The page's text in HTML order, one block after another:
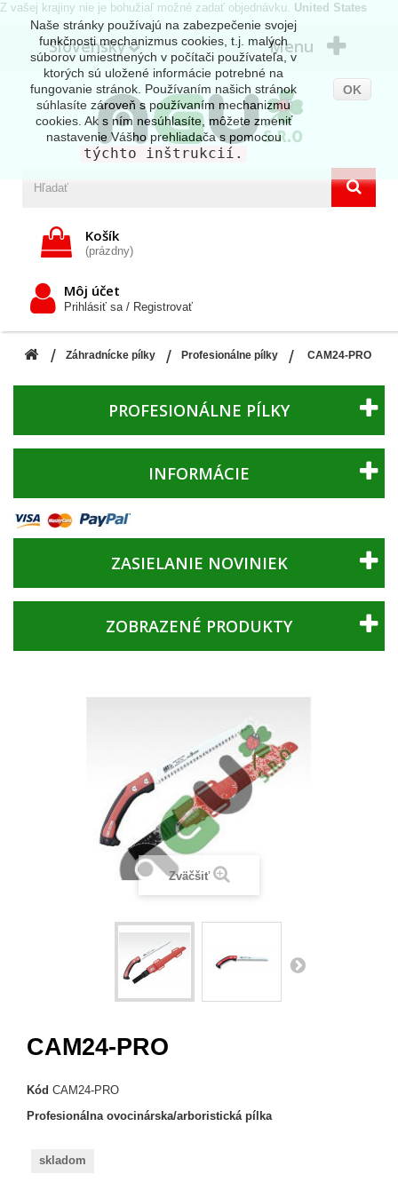
Z vašej krajiny nie je bohužiaľ možné zadať objednávku. United States
Slovensky Menu
Košík
(prázdny)
Môj účet
Prihlásiť sa / Registrovať
Záhradnícke pílky Profesionálne pílky CAM24-PRO
PROFESIONÁLNE PÍLKY
INFORMÁCIE
ZASIELANIE NOVINIEK
ZOBRAZENÉ PRODUKTY
Zväčšiť
CAM24-PRO
Kód CAM24-PRO
Profesionálna ovocinárska/arboristická pílka
skladom
Naše stránky používajú na zabezpečenie svojej
funkčnosti mechanizmus cookies, t.j. malých
súborov umiestnených v počítači používateľa, v
ktorých sú uložené informácie potrebné na
fungovanie stránok. Používaním našich stránok
súhlasíte zároveň s používaním mechanizmu
cookies. Ak s ním nesúhlasíte, môžete zmeniť
nastavenie Vášho prehliadača s pomocou
týchto inštrukcií.
OK